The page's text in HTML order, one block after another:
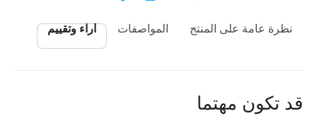
نظرة عامة على المنتج المواصفات أراء وتقييم
قد تكون مهتما